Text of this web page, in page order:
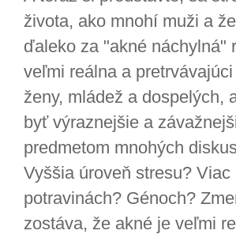
života, ako mnohí muži a
ďaleko za "akné náchylná"
veľmi reálna a
ženy, mládež a dospelých,
byť výraznejšie a
predmetom mnohých
Vyššia úroveň stresu?
potravinách? Génoch?
zostáva, že akné je veľmi